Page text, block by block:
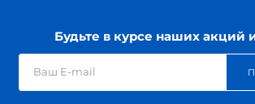
Будьте в курсе наших акций